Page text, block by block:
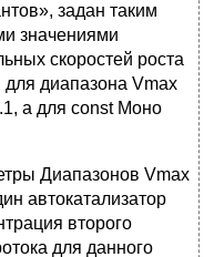
задан таким
значениями
скоростей роста
диапазона Vmax
а для const Моно
Диапазонов Vmax
автокатализатор
второго
для данного